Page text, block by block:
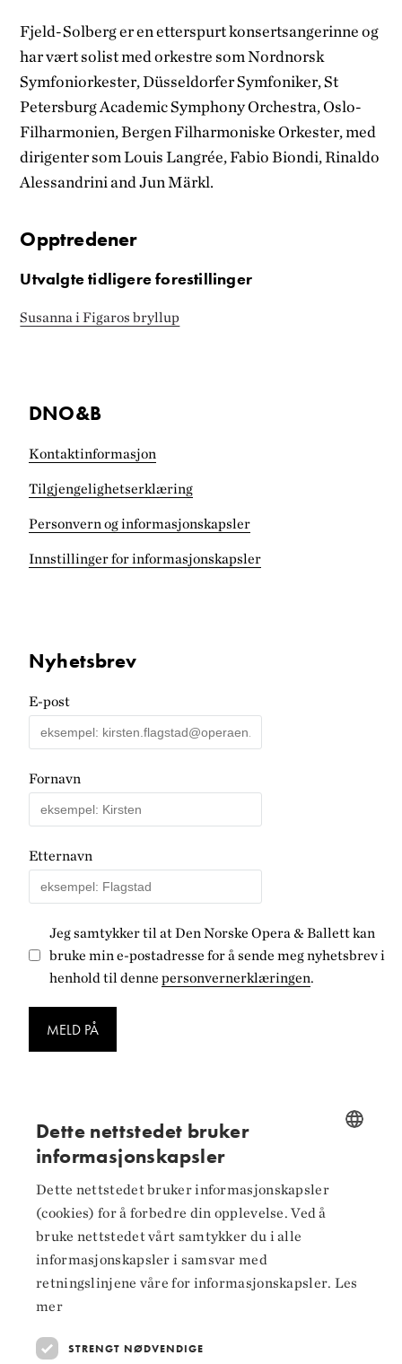
Fjeld-Solberg er en etterspurt konsertsangerinne og
har vært solist med orkestre som Nordnorsk
Symfoniorkester, Düsseldorfer Symfoniker, St
Petersburg Academic Symphony Orchestra, Oslo-
Filharmonien, Bergen Filharmoniske Orkester, med
dirigenter som Louis Langrée, Fabio Biondi, Rinaldo
Alessandrini and Jun Märkl.
Opptredener
Utvalgte tidligere forestillinger
Susanna i Figaros bryllup
DNO&B
Kontaktinformasjon
Tilgjengelighets­erklæring
Personvern og informasjonskapsler
Innstillinger for informasjonskapsler
Nyhetsbrev
E-post
Fornavn
Etternavn
Jeg samtykker til at Den Norske Opera & Ballett kan
bruke min e-postadresse for å sende meg nyhetsbrev i
henhold til denne personvernerklæringen.
MELD PÅ
Følg oss på
Instagram
ENGLISH
Dette nettstedet bruker
informasjonskapsler
Dette nettstedet bruker informasjonskapsler
(cookies) for å forbedre din opplevelse. Ved å
bruke nettstedet vårt samtykker du i alle
informasjonskapsler i samsvar med
retningslinjene våre for informasjonskapsler. Les
mer
STRENGT NØDVENDIGE